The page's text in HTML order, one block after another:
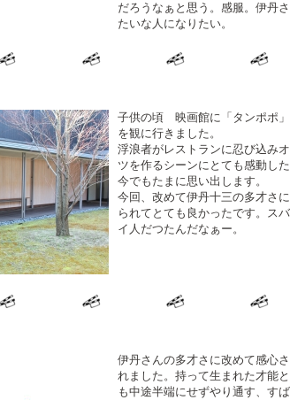
だろうなぁと思う。感服。伊丹
たいな人になりたい。
子供の頃 映画館に「タンポポ」
を観に行きました。
浮浪者がレストランに忍び込み
ツを作るシーンにとても感動し
今でもたまに思い出します。
今回、改めて伊丹十三の多才さ
られてとても良かったです。ス
イ人だつたんだなぁー。
伊丹さんの多才さに改めて感心
れました。持って生まれた才能
も中途半端にせずやり通す、す